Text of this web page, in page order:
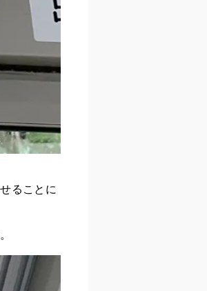
ることに